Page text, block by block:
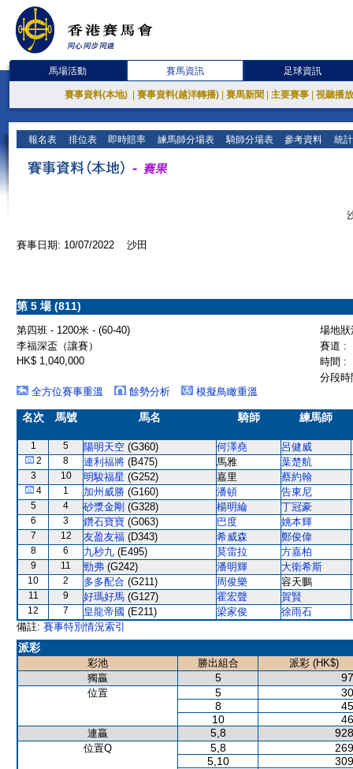
馬場活動 賽馬資訊 足球資訊
賽事資料(本地) 賽事資料(越洋轉播) 賽馬新聞 主要賽事 視聽播
報名表 排位表 即時賠率 練馬師分場表 騎師分場表 參考資料 統
賽事日期: 10/07/2022 沙田
第 5 場 (811)
第四班 - 1200米 - (60-40)
場地
李福深盃（讓賽）
賽道 :
HK$ 1,040,000
時間 :
分段
全方位賽事重溫
餘勢分析 模擬鳥瞰重溫
名次 馬號 馬名 騎師 練馬師
1 5 陽明天空 (G360) 何澤堯 呂健威
2 8 連利福將 (B475) 馬雅 葉楚航
3 10 明駿福星 (G252) 嘉里 蔡約翰
4 1 加州威勝 (G160) 潘頓 告東尼
5 4 砂漿金剛 (G328) 楊明綸 丁冠豪
6 3 鑽石寶寶 (G063) 巴度 姚本輝
7 12 友盈友福 (D343) 希威森 鄭俊偉
8 6 九秒九 (E495) 莫雷拉 方嘉柏
9 11 勁弗 (G242) 潘明輝 大衛希斯
10 2 多多配合 (G211) 周俊樂 容天鵬
11 9 好瑪好馬 (G127) 霍宏聲 賀賢
12 7 皇龍帝國 (E211) 梁家俊
徐雨石
備註: 賽事特別情況索引
派彩
彩池 勝出組合
派彩 (HK$)
獨贏
5
位置 5
8
10
連贏 5,8
位置Q 5,8
5,10